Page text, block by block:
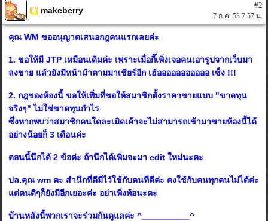
makeberry
#2
7 ก.ค. 53 7:57 น.
คุณ WM ขออนุญาตเสนอกฎคนแรกเลยค่ะ
1. ขอให้มี JTP เหมือนเดิมค่ะ เพราะเมื่อกี๊เพิ่งเจอคนเอารูปจากเว็บมา
ลงขาย แล้วยังมีหน้าม้าตามมาเชียร์อีก เฮ้อออออออออออ เซ็ง !!!
2. กฎของห้องนี้ ขอให้เพิ่มที่ขอให้สมาชิกตั้งราคาขายแบบ "ขาดทุน
จริงๆ" ไม่ใช่ขาดทุนกำไร
ซึ่งหากพบว่าสมาชิกคนใดละเมิดเค้าจะไม่สามารถเข้ามาขายห้องนี้ได้
อย่างน้อยก็ 3 เดือนค่ะ
ตอนนี้นึกได้ 2 ข้อค่ะ ถ้านึกได้เพิ่มจะมา edit ใหม่นะคะ
ปล.คุณ wm คะ สำนึกที่ดีมีไว้ใช้กับคนที่ดีค่ะ คงใช้กับคนทุกคนไม่ได้ค่ะ
แต่คนดีๆก็ยังมีอีกเยอะค่ะ อย่าเพิ่งท้อนะคะ
บ้านหลังนี้พวกเราจะร่วมกันดูแลค่ะ ^__________^